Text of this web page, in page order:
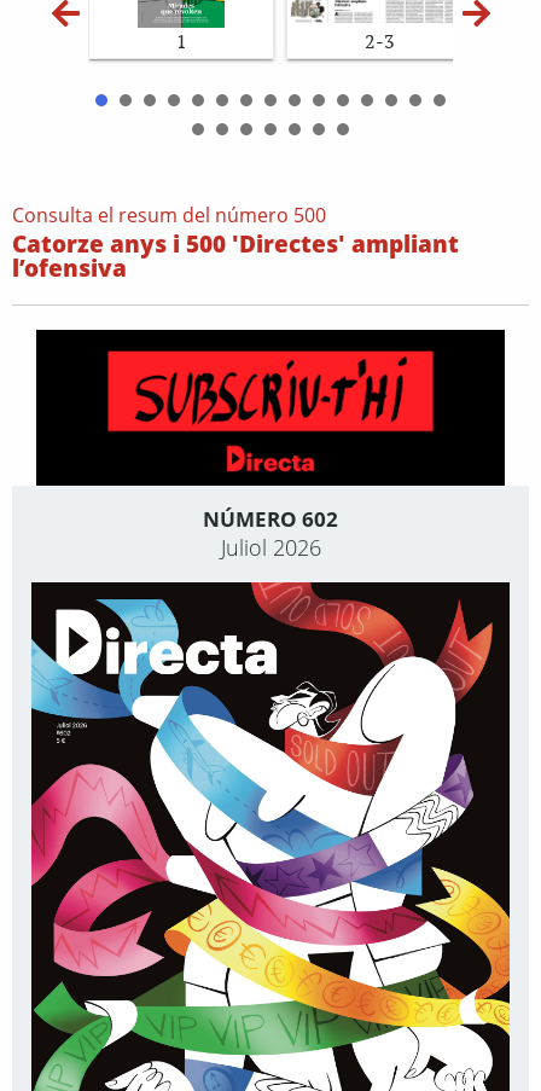
1 2-3
Consulta el resum del número 500
Catorze anys i 500 'Directes' ampliant
l’ofensiva
NÚMERO 602
Juliol 2026